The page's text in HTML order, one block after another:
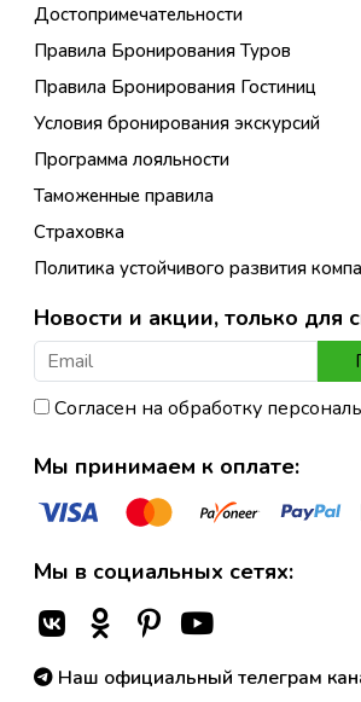
Достопримечательности
Правила Бронирования Туров
Правила Бронирования Гостиниц
Условия бронирования экскурсий
Программа лояльности
Таможенные правила
Страховка
Политика устойчивого развития
Новости и акции, только для
Согласен на обработку
Мы принимаем к оплате:
Мы в социальных сетях:
Наш официальный телеграм